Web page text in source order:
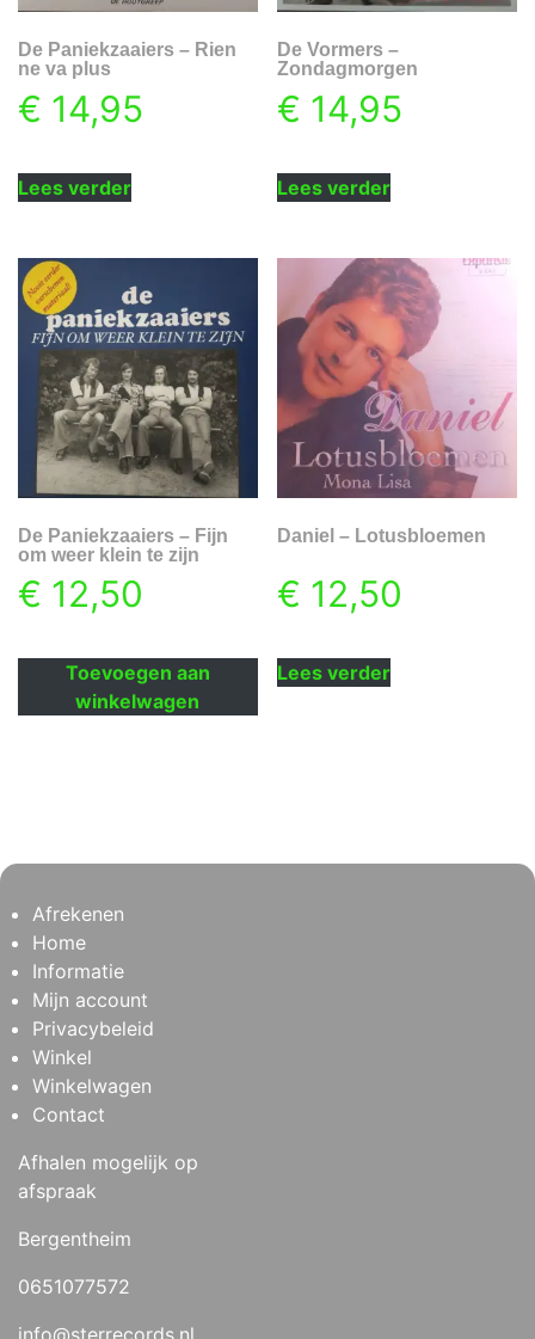
De Paniekzaaiers – Rien
ne va plus
€ 14,95
Lees verder
De Vormers –
Zondagmorgen
€ 14,95
Lees verder
De Paniekzaaiers – Fijn
om weer klein te zijn
€ 12,50
Toevoegen aan
winkelwagen
Daniel – Lotusbloemen
€ 12,50
Lees verder
Afrekenen
Home
Informatie
Mijn account
Privacybeleid
Winkel
Winkelwagen
Contact
Afhalen mogelijk op
afspraak
Bergentheim
0651077572